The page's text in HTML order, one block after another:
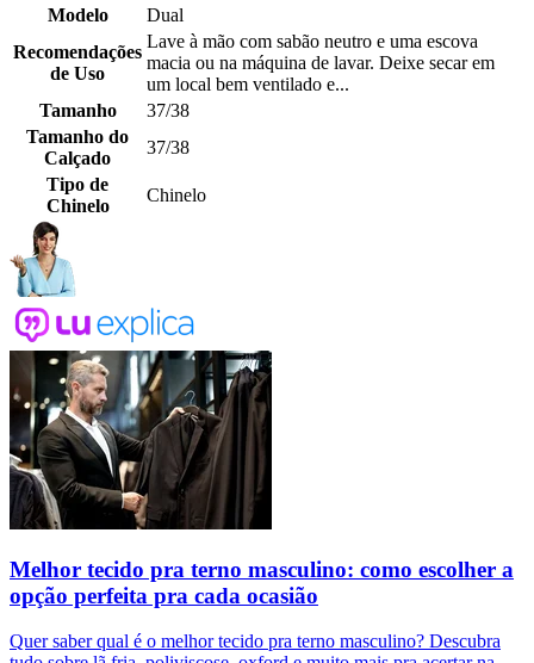
Modelo
Dual
Recomendações
de Uso
Lave à mão com sabão neutro e uma escova
macia ou na máquina de lavar. Deixe secar em
um local bem ventilado e...
Tamanho
37/38
Tamanho do
Calçado
37/38
Tipo de
Chinelo
Chinelo
Melhor tecido pra terno masculino: como escolher a
opção perfeita pra cada ocasião
Quer saber qual é o melhor tecido pra terno masculino? Descubra